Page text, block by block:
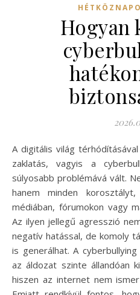
Hogyan
A digitális világ térhódításával az online térben megjelenő
zaklatás, vagyis a
súlyosabb problémává vált.
hanem minden
médiában, fórumokon vagy
Az ilyen jellegű agresszió
negatív hatással, de komoly
is generálhat. A
az áldozat szinte állandóan
hiszen az internet nem